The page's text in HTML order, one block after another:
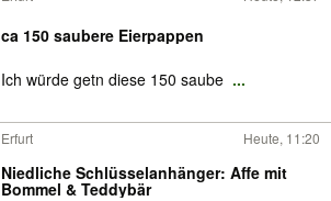
ca 150 saubere Eierpappen
Ich würde getn diese 150 saube ...
Erfurt Heute, 11:20
Niedliche Schlüsselanhänger: Affe mit
Bommel & Teddybär